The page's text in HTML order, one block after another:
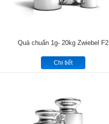
Quả chuẩn 1g- 20kg Zwiebel F2
Chi tiết